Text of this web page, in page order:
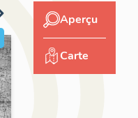
Aperçu
Carte